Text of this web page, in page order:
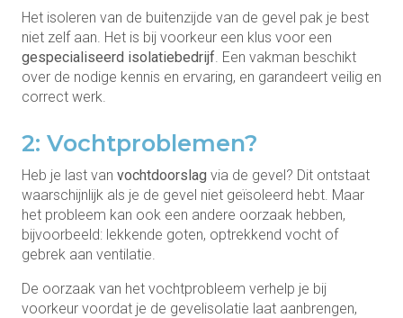
Het isoleren van de buitenzijde van de gevel pak je best
niet zelf aan. Het is bij voorkeur een klus voor een
gespecialiseerd isolatiebedrijf . Een vakman beschikt
over de nodige kennis en ervaring, en garandeert veilig en
correct werk.
2: Vochtproblemen?
Heb je last van vochtdoorslag via de gevel? Dit ontstaat
waarschijnlijk als je de gevel niet geïsoleerd hebt. Maar
het probleem kan ook een andere oorzaak hebben,
bijvoorbeeld: lekkende goten, optrekkend vocht of
gebrek aan ventilatie.
De oorzaak van het vochtprobleem verhelp je bij
voorkeur voordat je de gevelisolatie laat aanbrengen,